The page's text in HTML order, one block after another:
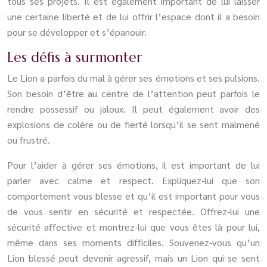
une certaine liberté et de lui offrir l’espace dont il a besoin
pour se développer et s’épanouir.
Les défis à surmonter
Le Lion a parfois du mal à gérer ses émotions et ses pulsions.
Son besoin d’être au centre de l’attention peut parfois le
rendre possessif ou jaloux. Il peut également avoir des
explosions de colère ou de fierté lorsqu’il se sent malmené
ou frustré.
Pour l’aider à gérer ses émotions, il est important de lui
parler avec calme et respect. Expliquez-lui que son
comportement vous blesse et qu’il est important pour vous
de vous sentir en sécurité et respectée. Offrez-lui une
sécurité affective et montrez-lui que vous êtes là pour lui,
même dans ses moments difficiles. Souvenez-vous qu’un
Lion blessé peut devenir agressif, mais un Lion qui se sent